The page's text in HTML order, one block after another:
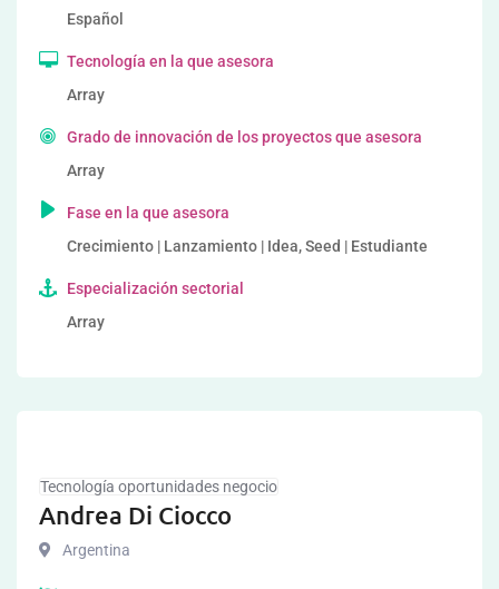
Español
Tecnología en la que asesora
Array
Grado de innovación de los proyectos que asesora
Array
Fase en la que asesora
Crecimiento | Lanzamiento | Idea, Seed | Estudiante
Especialización sectorial
Array
Tecnología oportunidades negocio
Andrea Di Ciocco
Argentina